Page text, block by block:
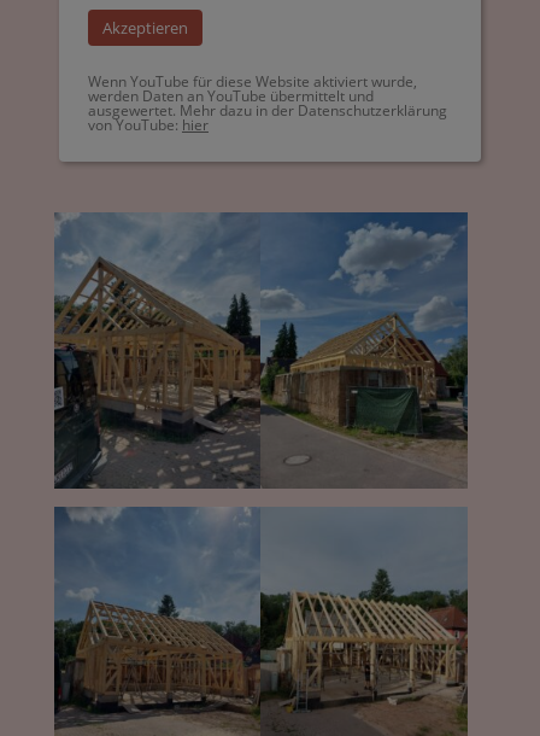
Akzeptieren
Wenn YouTube für diese Website aktiviert wurde,
werden Daten an YouTube übermittelt und
ausgewertet. Mehr dazu in der Datenschutzerklärung
von YouTube: hier